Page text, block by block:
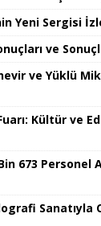
Yeni Sergisi
ve
ve Yüklü
Kültür ve
Bin 673 Personel
Sanatıyla